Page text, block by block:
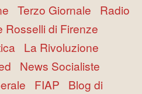
Terzo Giornale Radio
Rosselli di Firenze
La Rivoluzione
News Socialiste
FIAP Blog di